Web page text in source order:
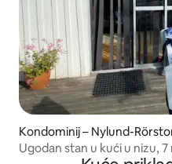
Kondominij – Nylund-
Ugodan stan u kući u nizu,